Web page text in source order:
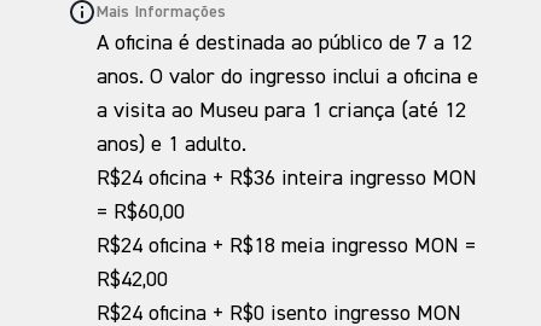
Mais Informações
A oficina é destinada ao público de 7 a 12
anos. O valor do ingresso inclui a oficina e
a visita ao Museu para 1 criança (até 12
anos) e 1 adulto.
R$24 oficina + R$36 inteira ingresso MON
= R$60,00
R$24 oficina + R$18 meia ingresso MON =
R$42,00
R$24 oficina + R$0 isento ingresso MON